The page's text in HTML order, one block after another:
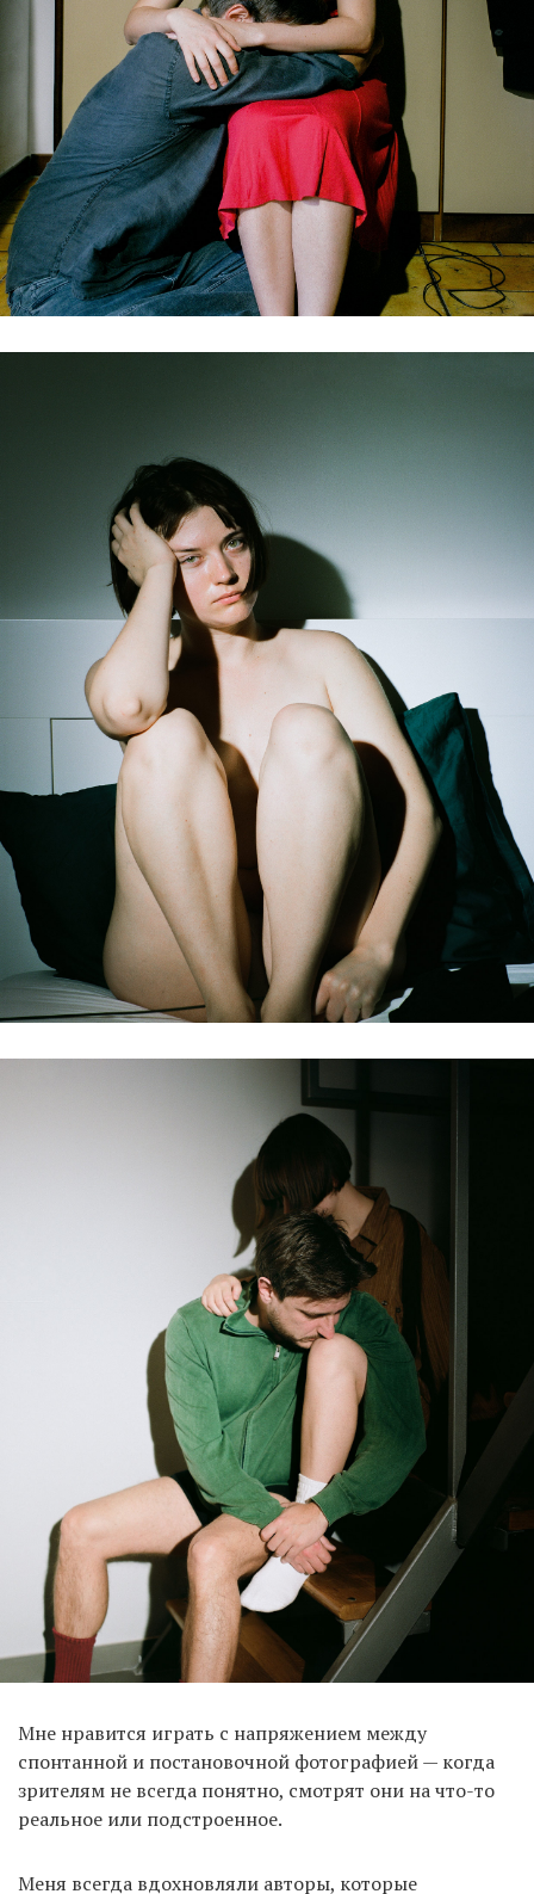
Мне нравится играть с напряжением между
спонтанной и постановочной фотографией — когда
зрителям не всегда понятно, смотрят они на что-то
реальное или подстроенное.
Меня всегда вдохновляли авторы, которые